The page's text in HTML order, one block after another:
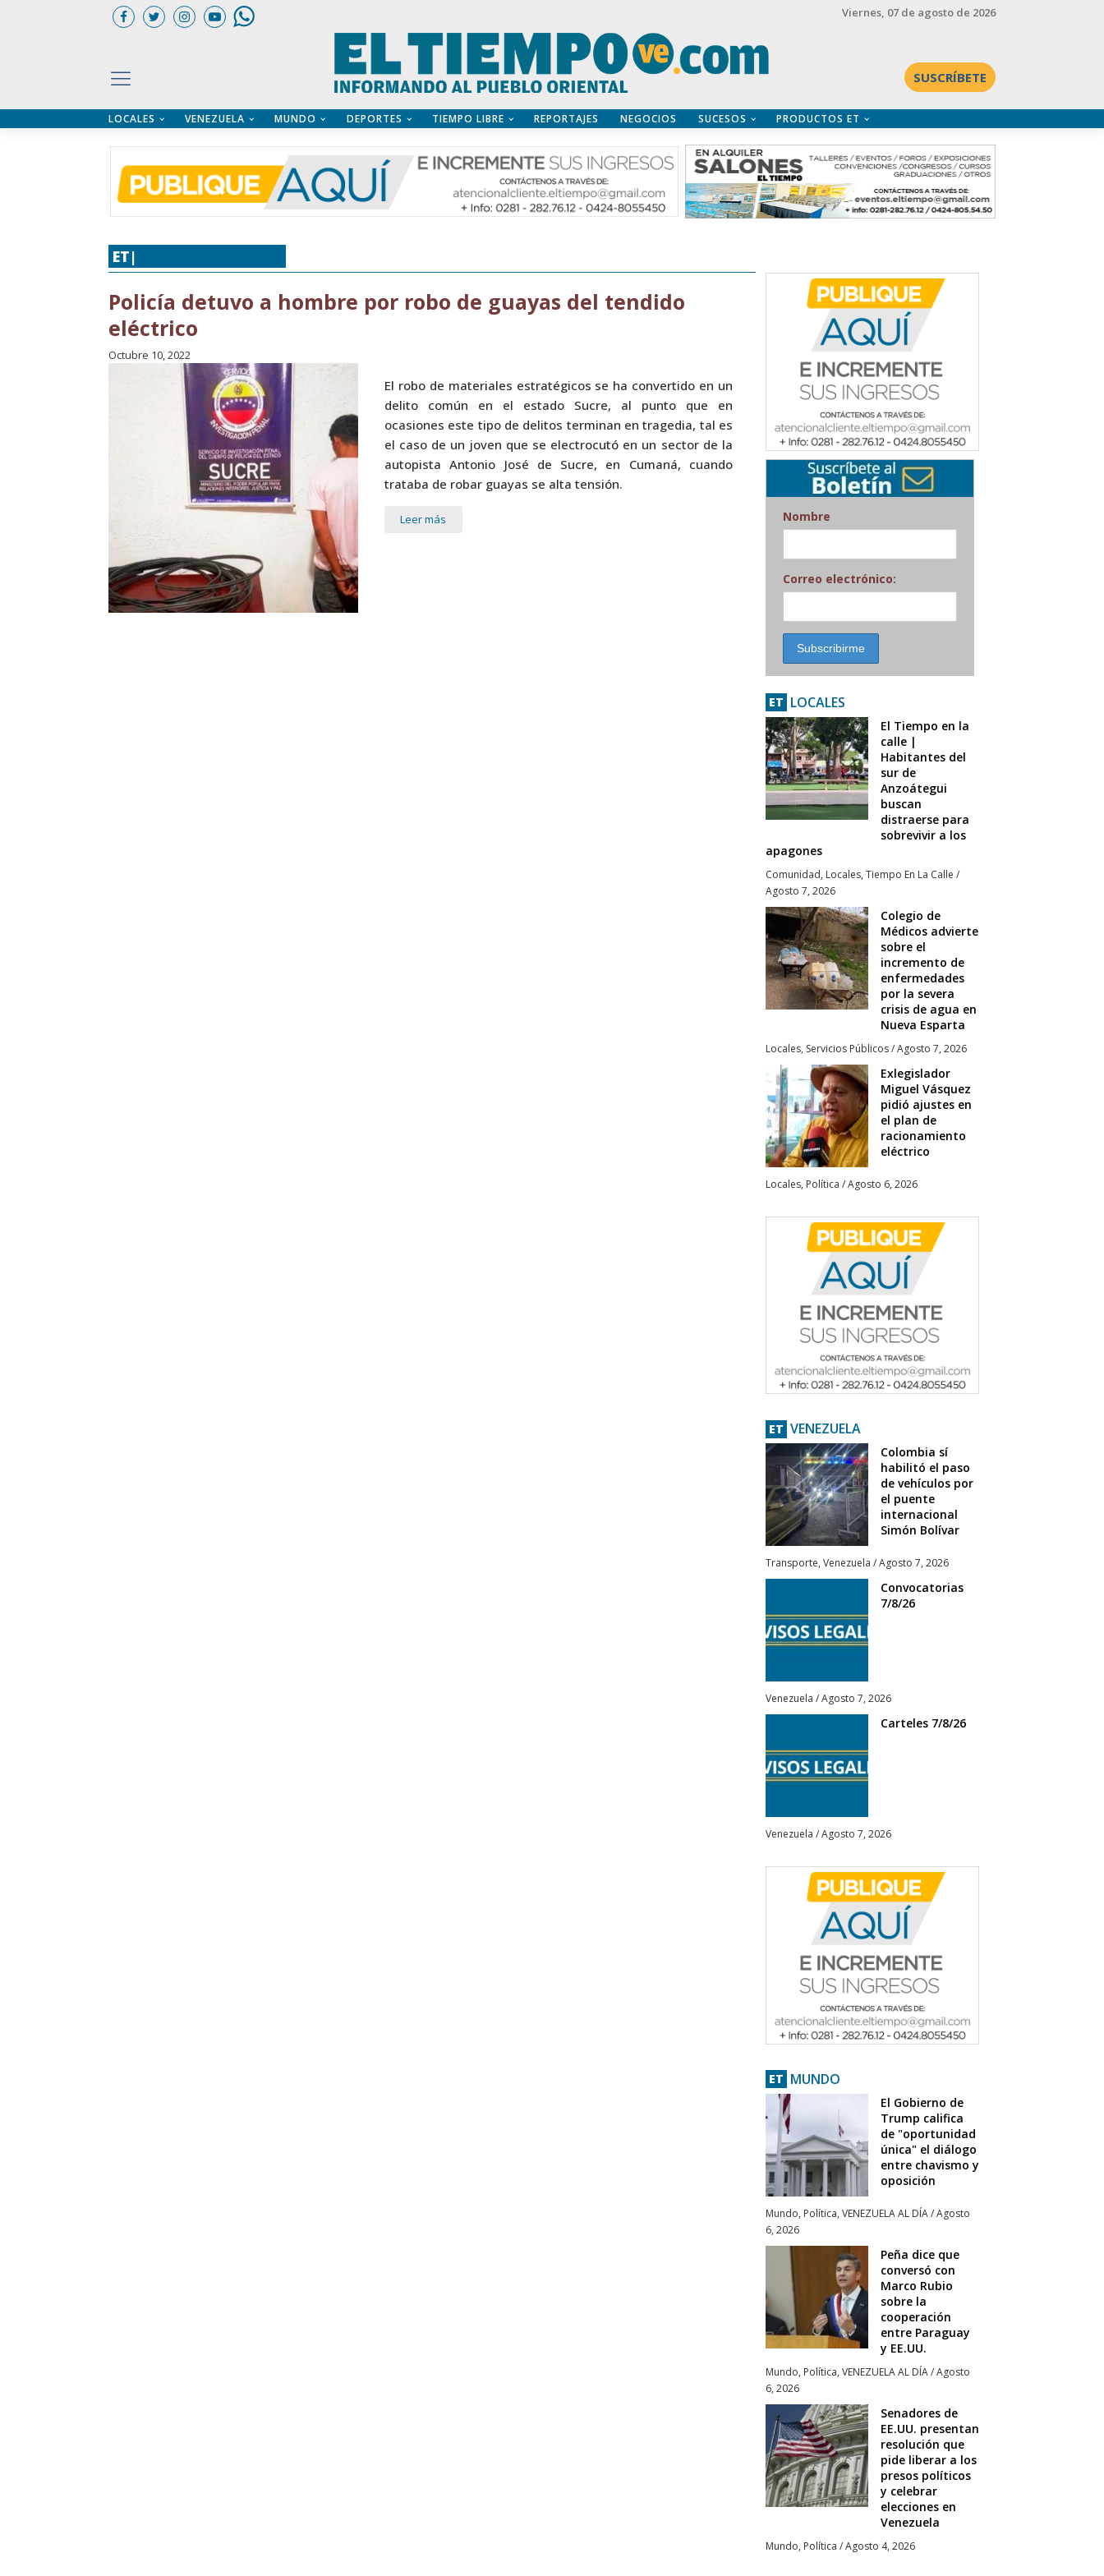
Viernes, 07 de agosto de 2026
SUSCRÍBETE
LOCALES VENEZUELA MUNDO DEPORTES TIEMPO LIBRE REPORTAJES NEGOCIOS SUCESOS PRODUCTOS ET
ET|
Policía detuvo a hombre por robo de guayas del tendido
eléctrico
Octubre 10, 2022
El robo de materiales estratégicos se ha convertido en un
delito común en el estado Sucre, al punto que en
ocasiones este tipo de delitos terminan en tragedia, tal es
el caso de un joven que se electrocutó en un sector de la
autopista Antonio José de Sucre, en Cumaná, cuando
trataba de robar guayas se alta tensión.
Leer más Nombre
Correo electrónico:
ET LOCALES
El Tiempo en la
calle |
Habitantes del
sur de
Anzoátegui
buscan
distraerse para
sobrevivir a los
apagones
Comunidad, Locales, Tiempo En La Calle /
Agosto 7, 2026
Colegio de
Médicos advierte
sobre el
incremento de
enfermedades
por la severa
crisis de agua en
Nueva Esparta
Locales, Servicios Públicos/Agosto 7, 2026
Exlegislador
Miguel Vásquez
pidió ajustes en
el plan de
racionamiento
eléctrico
Locales, Política /Agosto 6, 2026
ET VENEZUELA
Colombia sí
habilitó el paso
de vehículos por
el puente
internacional
Simón Bolívar
Transporte, Venezuela /Agosto 7, 2026
Convocatorias
7/8/26
Venezuela /Agosto 7, 2026
Carteles 7/8/26
Venezuela /Agosto 7, 2026
ET MUNDO
El Gobierno de
Trump califica
de "oportunidad
única" el diálogo
entre chavismo y
oposición
Mundo, Política, VENEZUELA AL DÍA/Agosto
6, 2026
Peña dice que
conversó con
Marco Rubio
sobre la
cooperación
entre Paraguay
y EE.UU.
Mundo, Política, VENEZUELA AL DÍA/Agosto
6, 2026
Senadores de
EE.UU. presentan
resolución que
pide liberar a los
presos políticos
y celebrar
elecciones en
Venezuela
Mundo, Política /Agosto 4, 2026